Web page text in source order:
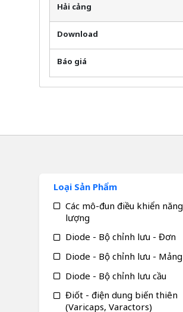
Hải cảng
Download
Báo giá
Loại Sản Phẩm
Các mô-đun điều khiển năng
lượng
Diode - Bộ chỉnh lưu - Đơn
Diode - Bộ chỉnh lưu - Mảng
Diode - Bộ chỉnh lưu cầu
Điốt - điện dung biến thiên
(Varicaps, Varactors)